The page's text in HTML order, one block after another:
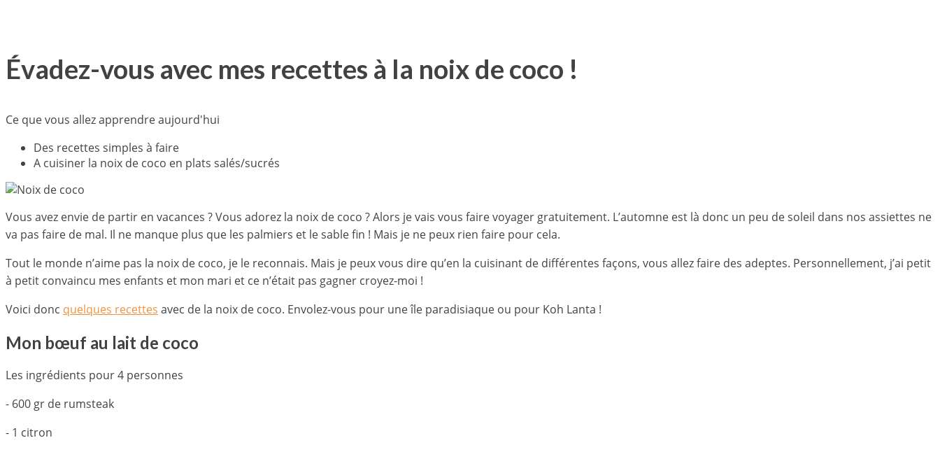
Évadez-vous avec mes recettes à la noix de coco !
Ce que vous allez apprendre aujourd'hui
Des recettes simples à faire
A cuisiner la noix de coco en plats salés/sucrés
Vous avez envie de partir en vacances ?Vous adorez la noix de coco ? Alors je vais vous faire voyager gratuitement. L’automne est là donc un peu de soleil dans nos assiettes ne
va pas faire de mal. Il ne manque plus que les palmiers et le sable fin ! Mais je ne peux rien faire pour cela.
Tout le monde n’aime pas la noix de coco, je le reconnais. Mais je peux vous dire qu’en la cuisinant de différentes façons, vous allez faire des adeptes. Personnellement, j’ai petit
à petit convaincu mes enfants et mon mari et ce n’était pas gagner croyez-moi !
Voici donc quelques recettes avec de la noix de coco. Envolez-vous pour une île paradisiaque ou pour Koh Lanta !
Mon bœuf au lait de coco
Les ingrédients pour 4 personnes
- 600 gr de rumsteak
- 1 citron